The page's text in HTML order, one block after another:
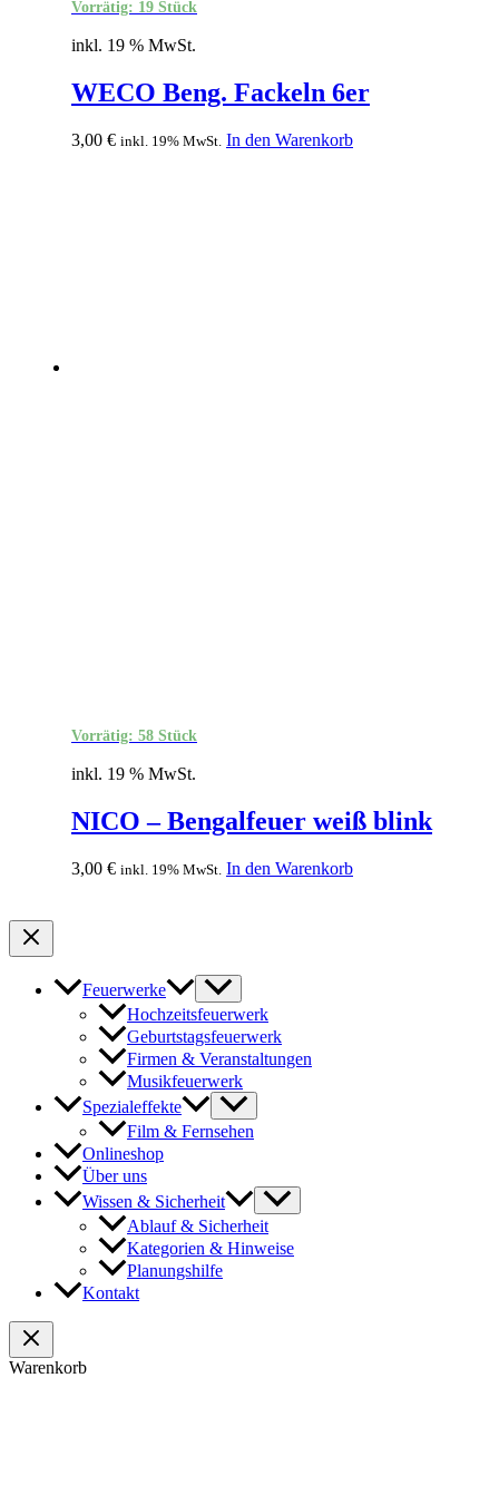
Vorrätig: 19 Stück
inkl. 19 % MwSt.
WECO Beng. Fackeln 6er
3,00 € inkl. 19% MwSt. In den Warenkorb
Vorrätig: 58 Stück
inkl. 19 % MwSt.
NICO – Bengalfeuer weiß blink
3,00 € inkl. 19% MwSt. In den Warenkorb
Feuerwerke
Hochzeitsfeuerwerk
Geburtstagsfeuerwerk
Firmen & Veranstaltungen
Musikfeuerwerk
Spezialeffekte
Film & Fernsehen
Onlineshop
Über uns
Wissen & Sicherheit
Ablauf & Sicherheit
Kategorien & Hinweise
Planungshilfe
Kontakt
Warenkorb